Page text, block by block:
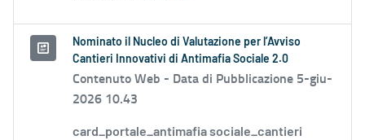
Nominato il Nucleo di Valutazione per l’Avviso
Cantieri Innovativi di Antimafia Sociale 2.0
Contenuto Web - Data di Pubblicazione 5-giu-
2026 10.43
card_portale_antimafia sociale_cantieri